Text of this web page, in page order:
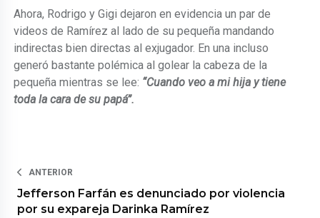
Ahora, Rodrigo y Gigi dejaron en evidencia un par de
videos de Ramírez al lado de su pequeña mandando
indirectas bien directas al exjugador. En una incluso
generó bastante polémica al golear la cabeza de la
pequeña mientras se lee: “Cuando veo a mi hija y tiene
toda la cara de su papá”.
ANTERIOR
Jefferson Farfán es denunciado por violencia
por su expareja Darinka Ramírez